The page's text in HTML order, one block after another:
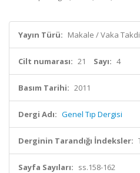
Yayın Türü: Makale / Vaka
Cilt numarası: 21 Sayı: 4
Basım Tarihi: 2011
Dergi Adı: Genel Tıp Dergisi
Derginin Tarandığı İndeksler:
Sayfa Sayıları: ss.158-162